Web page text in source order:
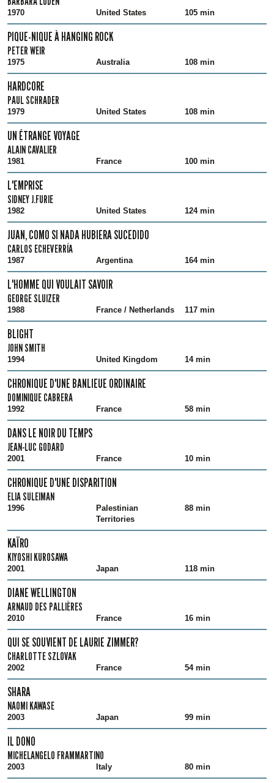
1970 United States 105 min
PIQUE-NIQUE À HANGING ROCK
PETER WEIR
1975 Australia 108 min
HARDCORE
PAUL SCHRADER
1979 United States 108 min
UN ÉTRANGE VOYAGE
ALAIN CAVALIER
1981 France 100 min
L'EMPRISE
SIDNEY J.FURIE
1982 United States 124 min
JUAN, COMO SI NADA HUBIERA SUCEDIDO
CARLOS ECHEVERRÍA
1987 Argentina 164 min
L'HOMME QUI VOULAIT SAVOIR
GEORGE SLUIZER
1988 France / Netherlands 117 min
BLIGHT
JOHN SMITH
1994 United Kingdom 14 min
CHRONIQUE D'UNE BANLIEUE ORDINAIRE
DOMINIQUE CABRERA
1992 France 58 min
DANS LE NOIR DU TEMPS
JEAN-LUC GODARD
2001 France 10 min
CHRONIQUE D'UNE DISPARITION
ELIA SULEIMAN
1996
Palestinian
Territories
88 min
KAÏRO
KIYOSHI KUROSAWA
2001 Japan 118 min
DIANE WELLINGTON
ARNAUD DES PALLIÈRES
2010 France 16 min
QUI SE SOUVIENT DE LAURIE ZIMMER?
CHARLOTTE SZLOVAK
2002 France 54 min
SHARA
NAOMI KAWASE
2003 Japan 99 min
IL DONO
MICHELANGELO FRAMMARTINO
2003 Italy 80 min